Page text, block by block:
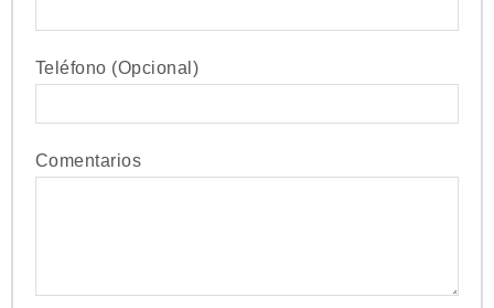
Teléfono (Opcional)
Comentarios